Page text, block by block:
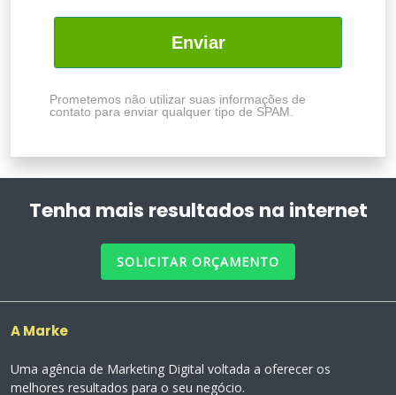
Enviar
Prometemos não utilizar suas informações de
contato para enviar qualquer tipo de SPAM.
Tenha mais resultados na internet
SOLICITAR ORÇAMENTO
A Marke
Uma agência de Marketing Digital voltada a oferecer os
melhores resultados para o seu negócio.